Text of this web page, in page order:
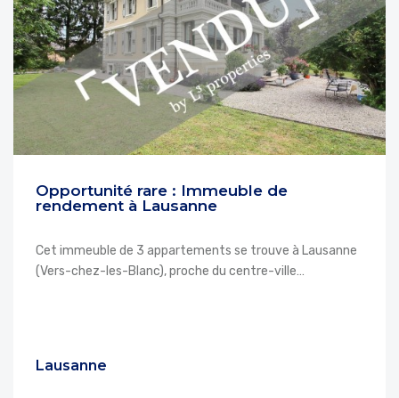
Opportunité rare : Immeuble de
rendement à Lausanne
Cet immeuble de 3 appartements se trouve à Lausanne
(Vers-chez-les-Blanc), proche du centre-ville…
Lausanne